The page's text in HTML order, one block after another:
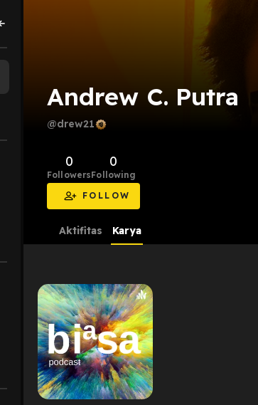
Andrew C. Putra
@drew21
0
Followers
0
Following
FOLLOW
Aktifitas Karya